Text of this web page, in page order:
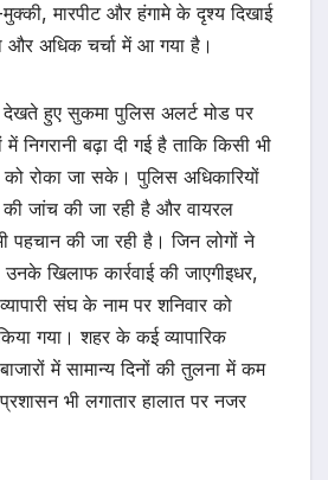
मारपीट और हंगामे के दृश्य दिखाई
और अधिक चर्चा में आ गया है।
देखते हुए सुकमा पुलिस अलर्ट मोड पर
निगरानी बढ़ा दी गई है ताकि किसी भी
रोका जा सके। पुलिस अधिकारियों
जांच की जा रही है और वायरल
पहचान की जा रही है। जिन लोगों ने
खिलाफ कार्रवाई की जाएगीइधर,
संघ के नाम पर शनिवार को
गया। शहर के कई व्यापारिक
में सामान्य दिनों की तुलना में कम
भी लगातार हालात पर नजर